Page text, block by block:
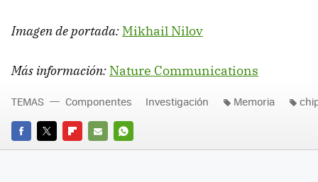
Imagen de portada: Mikhail Nilov
Más información: Nature Communications
FACEBOOK
TWITTERFLIPBOARD
E-
WHATSAPP
TEMAS Componentes Investigación Memoria